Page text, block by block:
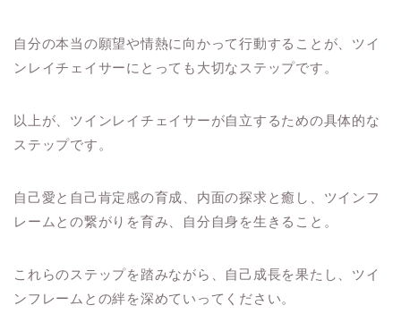
自分の本当の願望や情熱に向かって行動することが、ツイ
ンレイチェイサーにとっても大切なステップです。
以上が、ツインレイチェイサーが自立するための具体的な
ステップです。
自己愛と自己肯定感の育成、内面の探求と癒し、ツインフ
レームとの繋がりを育み、自分自身を生きること。
これらのステップを踏みながら、自己成長を果たし、ツイ
ンフレームとの絆を深めていってください。